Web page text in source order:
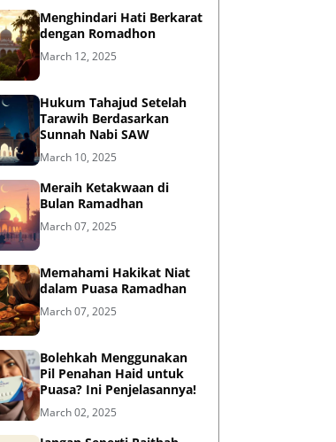
Menghindari Hati Berkarat
dengan Romadhon
March 12, 2025
Hukum Tahajud Setelah
Tarawih Berdasarkan
Sunnah Nabi SAW
March 10, 2025
Meraih Ketakwaan di
Bulan Ramadhan
March 07, 2025
Memahami Hakikat Niat
dalam Puasa Ramadhan
March 07, 2025
Bolehkah Menggunakan
Pil Penahan Haid untuk
Puasa? Ini Penjelasannya!
March 02, 2025